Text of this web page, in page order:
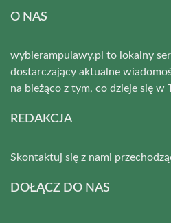
O NAS
wybierampulawy.pl to lokalny
dostarczający aktualne
na bieżąco z tym, co dzieje się w
REDAKCJA
Skontaktuj się z nami
DOŁĄCZ DO NAS